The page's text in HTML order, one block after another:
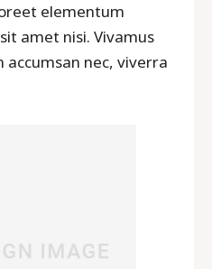
elementum
amet nisi. Vivamus
nec, viverra